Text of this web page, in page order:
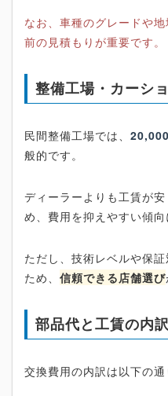
なお、車種のグレードや
前の見積もりが重要です。
整備工場・カーシ
民間整備工場では、
般的です。
ディーラーよりも工賃が
め、費用を抑えやすい傾向
ただし、技術レベルや保
ため、 信頼できる店舗選び
部品代と工賃の内
交換費用の内訳は以下の通